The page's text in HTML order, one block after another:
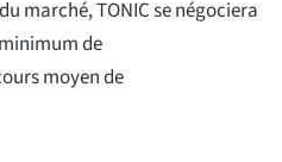
marché, TONIC se négociera
de
moyen de